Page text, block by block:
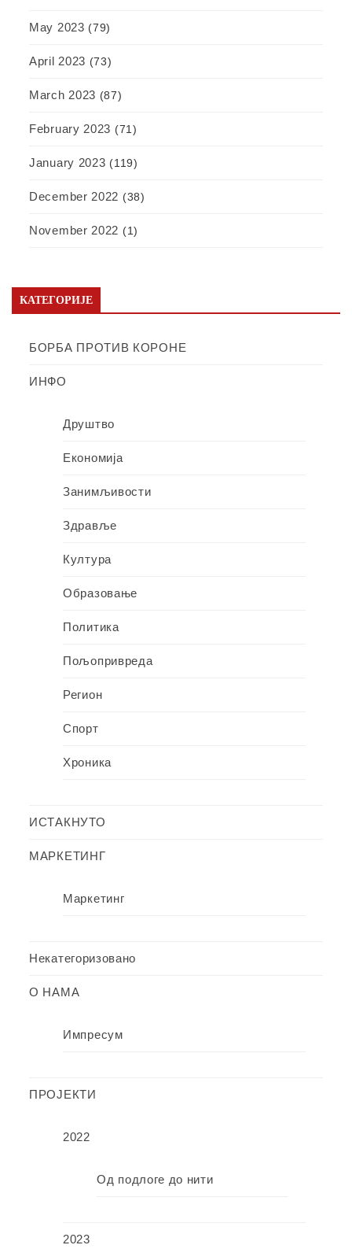
May 2023 (79)
April 2023 (73)
March 2023 (87)
February 2023 (71)
January 2023 (119)
December 2022 (38)
November 2022 (1)
КАТЕГОРИЈЕ
БОРБА ПРОТИВ КОРОНЕ
ИНФО
Друштво
Економија
Занимљивости
Здравље
Култура
Образовање
Политика
Пољопривреда
Регион
Спорт
Хроника
ИСТАКНУТО
МАРКЕТИНГ
Маркетинг
Некатегоризовано
О НАМА
Импресум
ПРОЈЕКТИ
2022
Од подлоге до нити
2023